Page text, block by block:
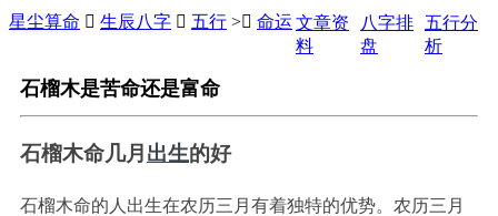
星尘算命  生辰八字  五行 > 命运 文章资
料
八字排
盘
五行分
析
石榴木是苦命还是富命
石榴木命几月 出生的好
石榴木命的人出生在农历三月有着独特的优势。农历三月